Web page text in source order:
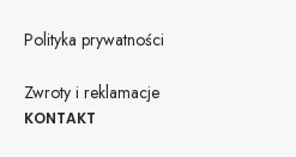
Polityka prywatności
Zwroty i reklamacje
KONTAKT